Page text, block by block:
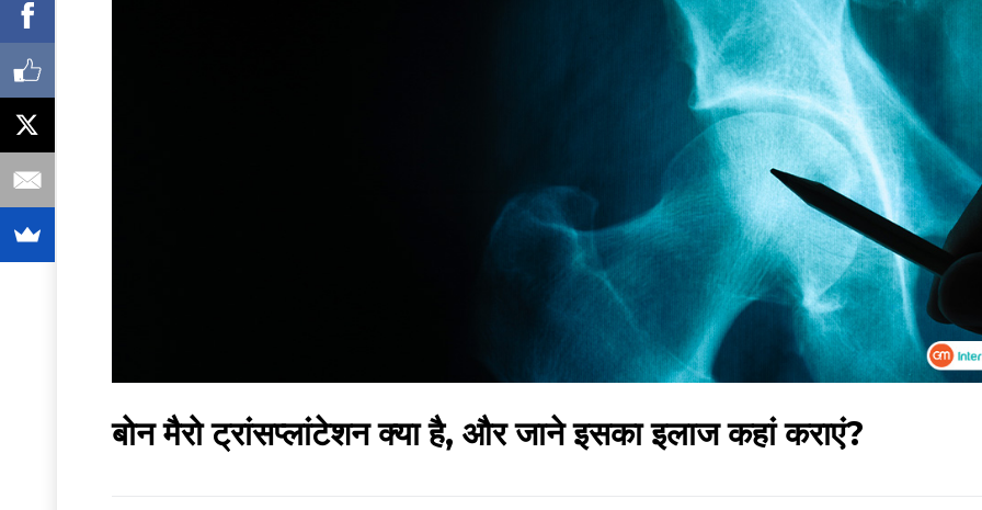
बोन मैरो ट्रांसप्लांटेशन क्या है, और जाने इसका इलाज कहां कराएं?
SUBSCRIBE NOW
ज्वाइन करें
निचे बॉक्स में अपना ईमेल एंटर करें
स्वास्थ्य संबंधी जानकारी सबसे पहले
No Thanks